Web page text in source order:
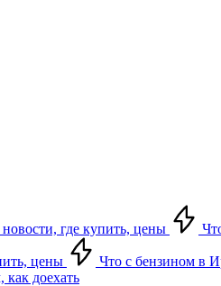
где купить, цены
цены Что с бензином в
как доехать